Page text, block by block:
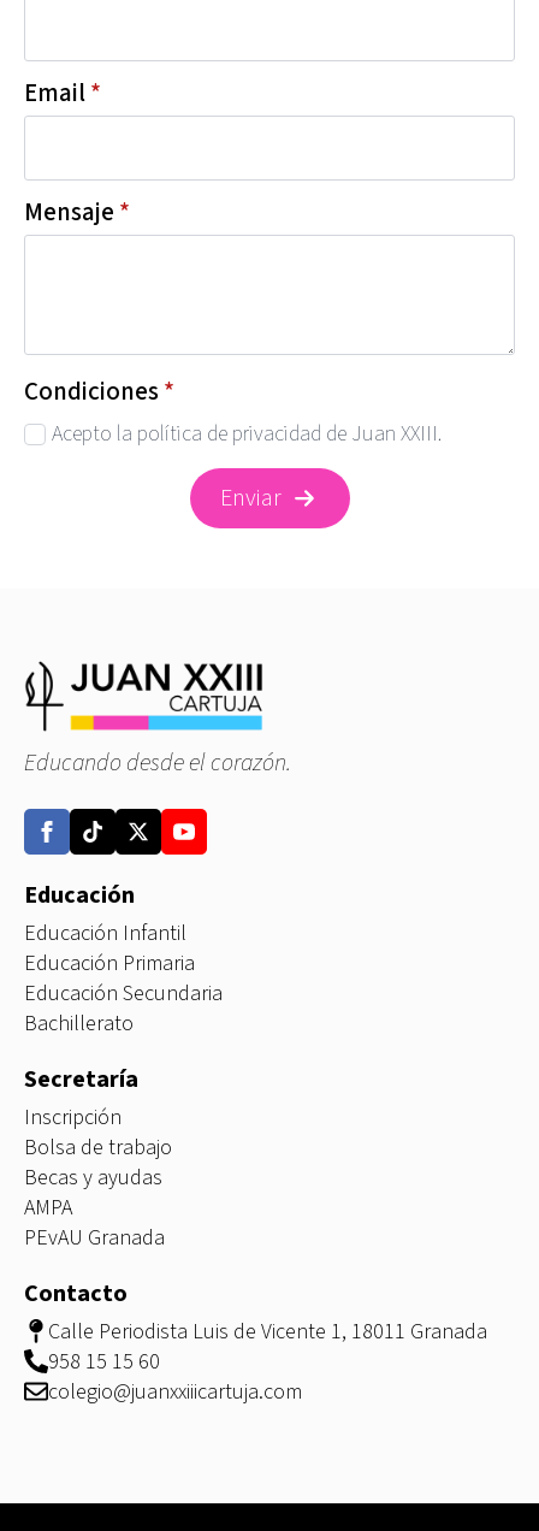
Email*
Mensaje *
Condiciones *
Acepto la política de privacidad de Juan XXIII.
Enviar
Educando desde el corazón.
Educación
Educación Infantil
Educación Primaria
Educación Secundaria
Bachillerato
Secretaría
Inscripción
Bolsa de trabajo
Becas y ayudas
AMPA
PEvAU Granada
Contacto
Calle Periodista Luis de Vicente 1, 18011 Granada
958 15 15 60
colegio@juanxxiiicartuja.com